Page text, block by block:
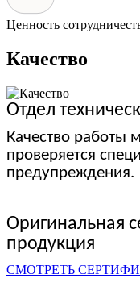
Ценность
Качество
Отдел
Качество работы
проверяется
предупреждения.
Оригинальная
продукция
СМОТРЕТЬ